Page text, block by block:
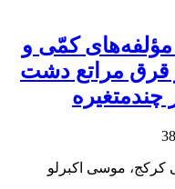
کمّی و
قرق مراتع دشت
چندمتغیره
کرکج، موسی اکبرلو